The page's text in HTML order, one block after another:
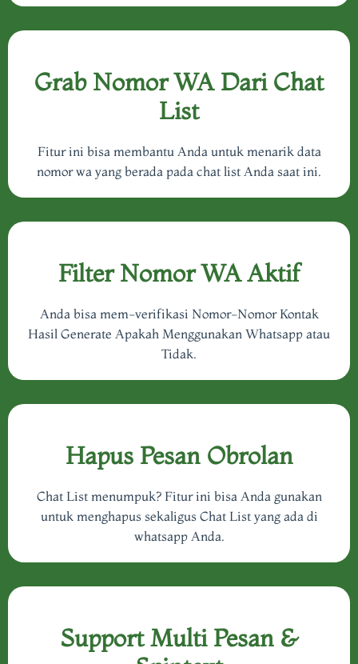
Grab Nomor WA Dari Chat
List
Fitur ini bisa membantu Anda untuk menarik data
nomor wa yang berada pada chat list Anda saat ini.
Filter Nomor WA Aktif
Anda bisa mem-verifikasi Nomor-Nomor Kontak
Hasil Generate Apakah Menggunakan Whatsapp atau
Tidak.
Hapus Pesan Obrolan
Chat List menumpuk? Fitur ini bisa Anda gunakan
untuk menghapus sekaligus Chat List yang ada di
whatsapp Anda.
Support Multi Pesan &